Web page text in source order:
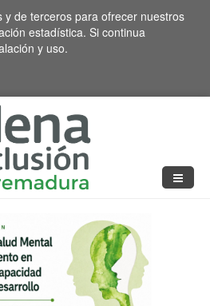
y de terceros para ofrecer nuestros
estadística. Si continua
y uso.